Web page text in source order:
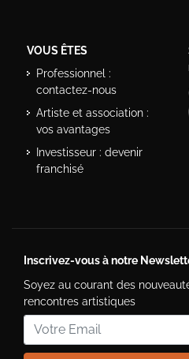
VOUS ÊTES
Professionnel :
contactez-nous
Artiste et association :
vos avantages
Investisseur : devenir
franchisé
Inscrivez-vous à notre
Soyez au courant des
rencontres artistiques